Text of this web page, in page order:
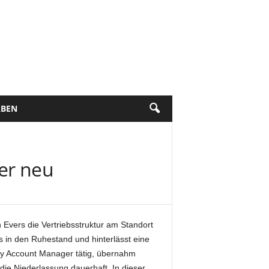
neu
die Vertriebsstruktur am Standort
in den Ruhestand und hinterlässt eine
Account Manager tätig, übernahm